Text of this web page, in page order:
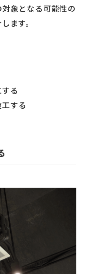
象となる可能性の
ます。
る
する